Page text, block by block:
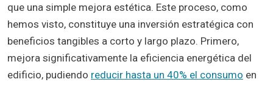
que una simple mejora estética. Este proceso, como
hemos visto, constituye una inversión estratégica con
beneficios tangibles a corto y largo plazo. Primero,
mejora significativamente la eficiencia energética del
edificio, pudiendo reducir hasta un 40% el consumo en